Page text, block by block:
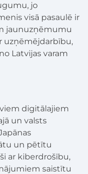
jo
visā pasaulē ir
jaunuzņēmumu
uzņēmējdarbību,
Latvijas varam
digitālajiem
un valsts
un pētītu
ar kiberdrošību,
saistītu